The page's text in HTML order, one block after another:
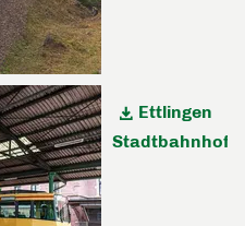
Ettlingen
Stadtbahnhof